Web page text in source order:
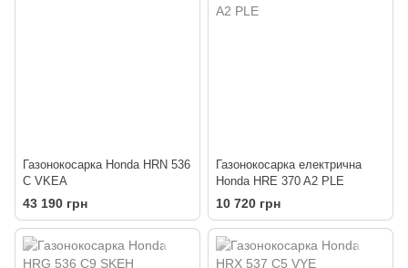
Газонокосарка Honda HRN 536
C VKEA
43 190 грн
Газонокосарка електрична
Honda HRE 370 A2 PLE
10 720 грн